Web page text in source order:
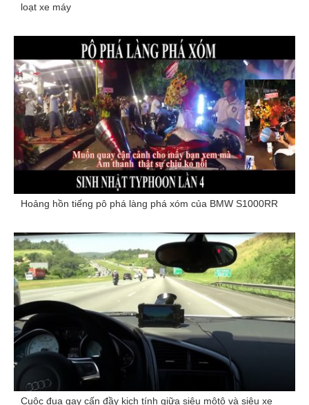
loạt xe máy
Hoảng hồn tiếng pô phá làng phá xóm của BMW S1000RR
Cuộc đua gay cấn đầy kịch tính giữa siêu môtô và siêu xe